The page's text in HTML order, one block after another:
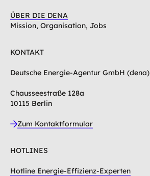
ÜBER DIE DENA
Mission, Organisation, Jobs
KONTAKT
Deutsche Energie-Agentur GmbH (dena)
Chausseestraße 128a
10115 Berlin
Zum Kontaktformular
HOTLINES
Hotline Energie-Effizienz-Experten